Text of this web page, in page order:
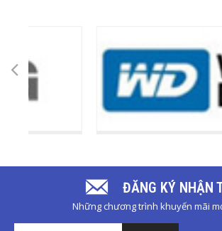
ĐĂNG KÝ NHẬN
Những chương trình khuyến mãi